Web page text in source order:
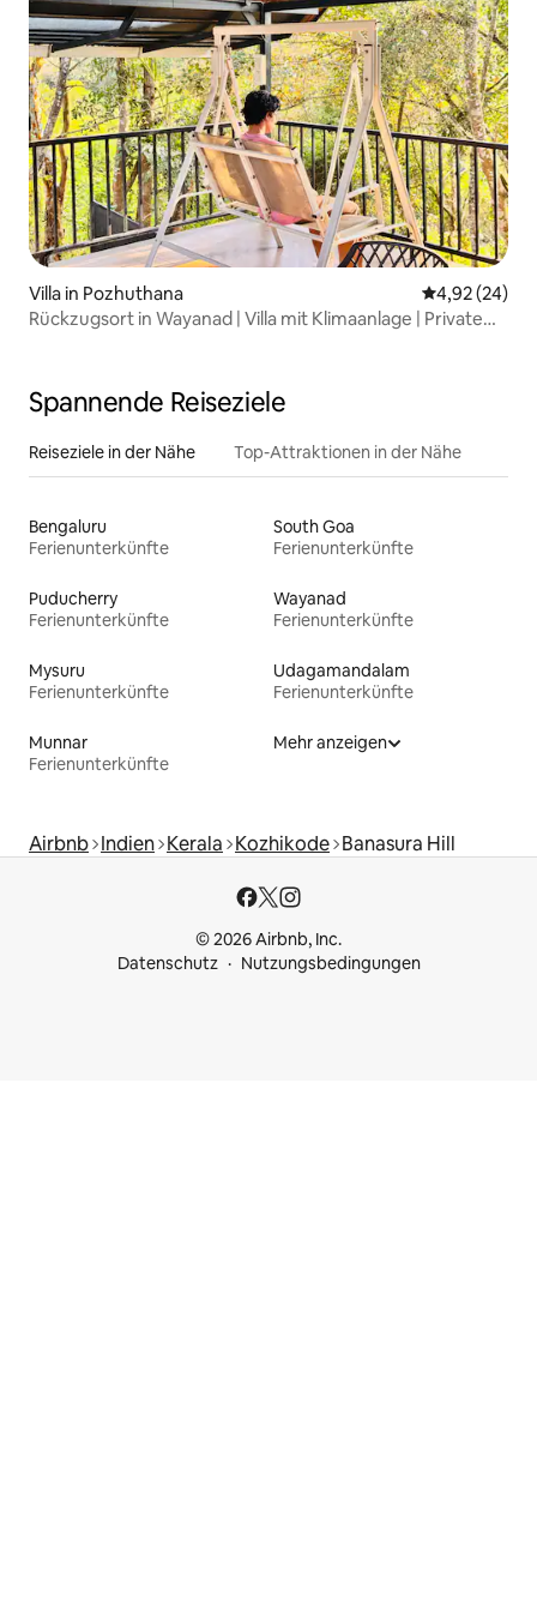
Villa in Pozhuthana
4,92 (24)
Rückzugsort in Wayanad | Villa mit Klimaanlage | Private
Spannende Reiseziele
Reiseziele in der Nähe Top-Attraktionen in der Nähe
Bengaluru
Ferienunterkünfte
South Goa
Ferienunterkünfte
Puducherry
Ferienunterkünfte
Wayanad
Ferienunterkünfte
Mysuru
Ferienunterkünfte
Udagamandalam
Ferienunterkünfte
Munnar
Ferienunterkünfte
Mehr anzeigen
Airbnb Indien Kerala Kozhikode Banasura Hill
© 2026 Airbnb, Inc.
Datenschutz
Nutzungsbedingungen